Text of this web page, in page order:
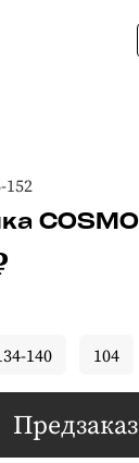
152
Предзаказ
140 104